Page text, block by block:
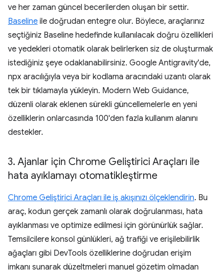
ve her zaman güncel becerilerden oluşan bir settir.
Baseline ile doğrudan entegre olur. Böylece, araçlarınız
seçtiğiniz Baseline hedefinde kullanılacak doğru özellikleri
ve yedekleri otomatik olarak belirlerken siz de oluşturmak
istediğiniz şeye odaklanabilirsiniz. Google Antigravity'de,
npx aracılığıyla veya bir kodlama aracındaki uzantı olarak
tek bir tıklamayla yükleyin. Modern Web Guidance,
düzenli olarak eklenen sürekli güncellemelerle en yeni
özelliklerin onlarcasında 100'den fazla kullanım alanını
destekler.
3. Ajanlar için Chrome Geliştirici Araçları ile
hata ayıklamayı otomatikleştirme
Chrome Geliştirici Araçları ile iş akışınızı ölçeklendirin. Bu
araç, kodun gerçek zamanlı olarak doğrulanması, hata
ayıklanması ve optimize edilmesi için görünürlük sağlar.
Temsilcilere konsol günlükleri, ağ trafiği ve erişilebilirlik
ağaçları gibi DevTools özelliklerine doğrudan erişim
imkanı sunarak düzeltmeleri manuel gözetim olmadan